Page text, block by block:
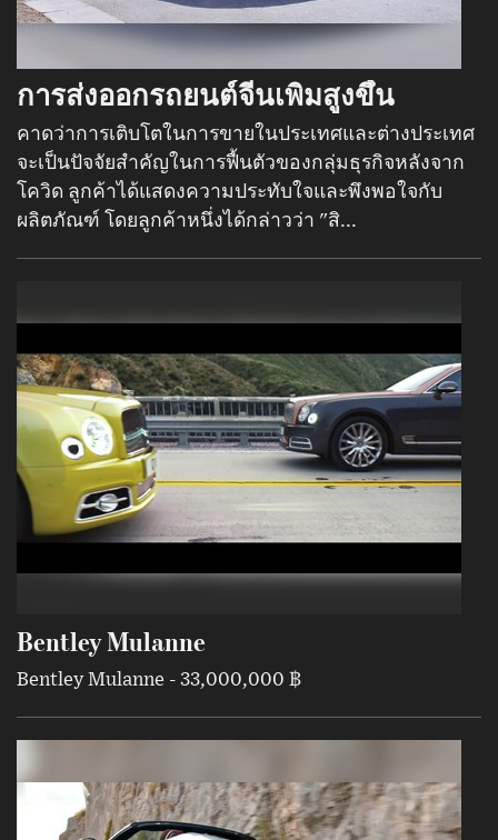
การส่งออกรถยนต์จีนเพิ่มสูงขึ้น
คาดว่าการเติบโตในการขายในประเทศและต่างประเทศ
จะเป็นปัจจัยสำคัญในการฟื้นตัวของกลุ่มธุรกิจหลังจาก
โควิด ลูกค้าได้แสดงความประทับใจและพึงพอใจกับ
ผลิตภัณฑ์ โดยลูกค้าหนึ่งได้กล่าวว่า "สิ...
Bentley Mulanne
Bentley Mulanne - 33,000,000 ฿